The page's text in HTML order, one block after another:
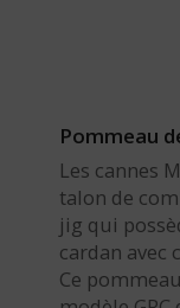
Pommeau
Les cannes
talon de
jig qui
cardan avec
Ce